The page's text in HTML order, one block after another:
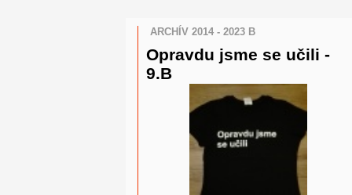
ARCHÍV 2014 - 2023 B
Opravdu jsme se učili -
9.B